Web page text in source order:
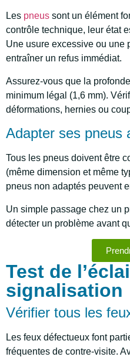
Les pneus sont un élément
contrôle technique, leur état
Une usure excessive ou une
entraîner un refus immédiat.
Assurez-vous que la
minimum légal (1,6 mm).
déformations, hernies ou
Adapter ses pneus
Tous les pneus doivent être
(même dimension et même
pneus non adaptés peuvent
Un simple passage chez un
détecter un problème avant
Test de
signalisation
Vérifier tous les
Les feux défectueux font
fréquentes de contre-visite.